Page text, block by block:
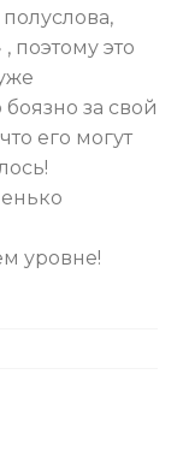
поэтому это
за свой
его могут
уровне!